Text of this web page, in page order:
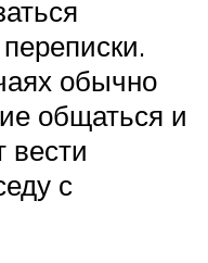
обычно
общаться и
вести
с